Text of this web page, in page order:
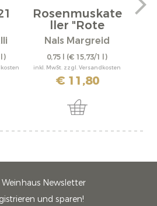
l)
Rosenmuskate
ller "Rote
Rose"
Nals Margreid
0,75 l (€ 15,73/1 l)
inkl. MwSt. zzgl. Versandkosten
€ 11,80
Newsletter
und sparen!